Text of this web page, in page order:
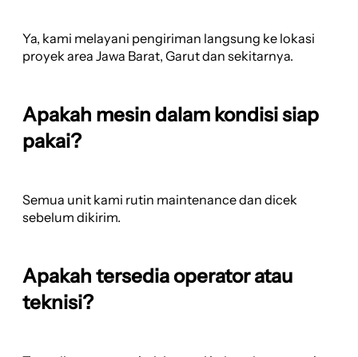
Ya, kami melayani pengiriman langsung ke lokasi
proyek area Jawa Barat, Garut dan sekitarnya.
Apakah mesin dalam kondisi siap
pakai?
Semua unit kami rutin maintenance dan dicek
sebelum dikirim.
Apakah tersedia operator atau
teknisi?